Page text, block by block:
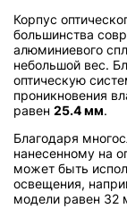
Корпус
большинства
алюминиевого
небольшой вес.
оптическую
проникновения
равен 25.4 мм.
Благодаря
нанесенному на
может быть
освещения,
модели равен 32